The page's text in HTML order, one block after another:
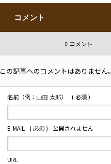
コメント
0 コメント
この記事へのコメントはありません。
名前（例：山田 太郎） ( 必須 )
E-MAIL ( 必須 ) - 公開されません -
URL